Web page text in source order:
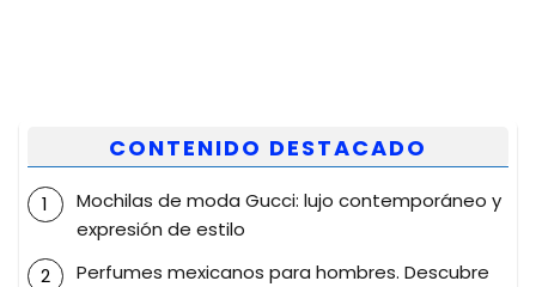
CONTENIDO DESTACADO
Mochilas de moda Gucci: lujo contemporáneo y
expresión de estilo
Perfumes mexicanos para hombres. Descubre